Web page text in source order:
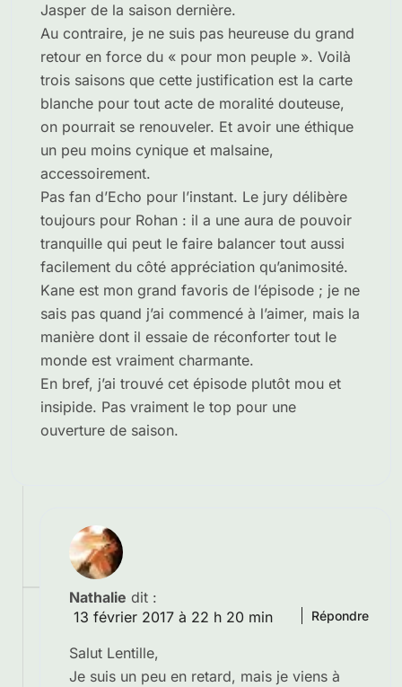
Jasper de la saison dernière.
Au contraire, je ne suis pas heureuse du grand
retour en force du « pour mon peuple ». Voilà
trois saisons que cette justification est la carte
blanche pour tout acte de moralité douteuse,
on pourrait se renouveler. Et avoir une éthique
un peu moins cynique et malsaine,
accessoirement.
Pas fan d’Echo pour l’instant. Le jury délibère
toujours pour Rohan : il a une aura de pouvoir
tranquille qui peut le faire balancer tout aussi
facilement du côté appréciation qu’animosité.
Kane est mon grand favoris de l’épisode ; je ne
sais pas quand j’ai commencé à l’aimer, mais la
manière dont il essaie de réconforter tout le
monde est vraiment charmante.
En bref, j’ai trouvé cet épisode plutôt mou et
insipide. Pas vraiment le top pour une
ouverture de saison.
Nathalie dit :
13 février 2017 à 22 h 20 min
Salut Lentille,
Je suis un peu en retard, mais je viens à
Répondre